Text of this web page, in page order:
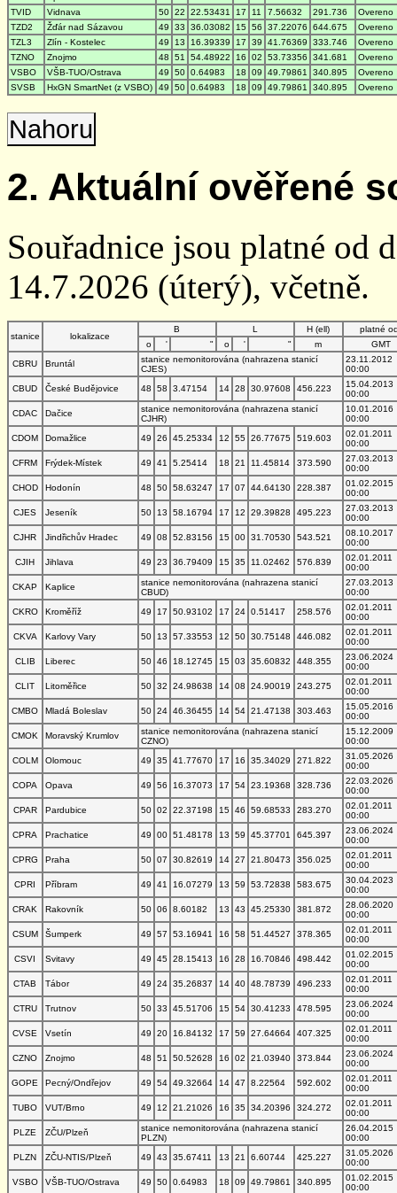
TVID
Vidnava 50 22 22.53431 17 11 7.56632 291.736
Overeno
TZD2
Žďár nad Sázavou 49 33 36.03082 15 56 37.22076 644.675
Overeno
TZL3
Zlín - Kostelec 49 13 16.39339 17 39 41.76369 333.746
Overeno
TZNO
Znojmo 48 51 54.48922 16 02 53.73356 341.681
Overeno
VSBO
VŠB-TUO/Ostrava 49 50 0.64983 18 09 49.79861 340.895
Overeno
SVSB
HxGN SmartNet (z VSBO) 49 50 0.64983 18 09 49.79861 340.895 Overeno
Nahoru
2. Aktuální ověřené
Souřadnice jsou platné od
14.7.2026 (úterý), včetně.
stanice lokalizace
B L H (ell)
platné
o
' " o ' " m
GMT
CBRU
Bruntál
stanice nemonitorována (nahrazena stanicí
CJES)
23.11.2012
00:00
CBUD
České Budějovice 48 58 3.47154 14 28 30.97608 456.223
15.04.2013
00:00
CDAC
Dačice
stanice nemonitorována (nahrazena stanicí
CJHR)
10.01.2016
00:00
CDOM
Domažlice 49 26 45.25334 12 55 26.77675 519.603
02.01.2011
00:00
CFRM
Frýdek-Místek 49 41 5.25414 18 21 11.45814 373.590
27.03.2013
00:00
CHOD
Hodonín 48 50 58.63247 17 07 44.64130 228.387
01.02.2015
00:00
CJES
Jeseník 50 13 58.16794 17 12 29.39828 495.223
27.03.2013
00:00
CJHR
Jindřichův Hradec 49 08 52.83156 15 00 31.70530 543.521
08.10.2017
00:00
CJIH
Jihlava 49 23 36.79409 15 35 11.02462 576.839
02.01.2011
00:00
CKAP
Kaplice
stanice nemonitorována (nahrazena stanicí
CBUD)
27.03.2013
00:00
CKRO
Kroměříž 49 17 50.93102 17 24 0.51417 258.576
02.01.2011
00:00
CKVA
Karlovy Vary 50 13 57.33553 12 50 30.75148 446.082
02.01.2011
00:00
CLIB
Liberec 50 46 18.12745 15 03 35.60832 448.355
23.06.2024
00:00
CLIT
Litoměřice 50 32 24.98638 14 08 24.90019 243.275
02.01.2011
00:00
CMBO
Mladá Boleslav 50 24 46.36455 14 54 21.47138 303.463
15.05.2016
00:00
CMOK
Moravský Krumlov
stanice nemonitorována (nahrazena stanicí
CZNO)
15.12.2009
00:00
COLM
Olomouc 49 35 41.77670 17 16 35.34029 271.822
31.05.2026
00:00
COPA
Opava 49 56 16.37073 17 54 23.19368 328.736
22.03.2026
00:00
CPAR
Pardubice 50 02 22.37198 15 46 59.68533 283.270
02.01.2011
00:00
CPRA
Prachatice 49 00 51.48178 13 59 45.37701 645.397
23.06.2024
00:00
CPRG
Praha 50 07 30.82619 14 27 21.80473 356.025
02.01.2011
00:00
CPRI
Příbram 49 41 16.07279 13 59 53.72838 583.675
30.04.2023
00:00
CRAK
Rakovník 50 06 8.60182 13 43 45.25330 381.872
28.06.2020
00:00
CSUM
Šumperk 49 57 53.16941 16 58 51.44527 378.365
02.01.2011
00:00
CSVI
Svitavy 49 45 28.15413 16 28 16.70846 498.442
01.02.2015
00:00
CTAB
Tábor 49 24 35.26837 14 40 48.78739 496.233
02.01.2011
00:00
CTRU
Trutnov 50 33 45.51706 15 54 30.41233 478.595
23.06.2024
00:00
CVSE
Vsetín 49 20 16.84132 17 59 27.64664 407.325
02.01.2011
00:00
CZNO
Znojmo 48 51 50.52628 16 02 21.03940 373.844
23.06.2024
00:00
GOPE
Pecný/Ondřejov 49 54 49.32664 14 47 8.22564 592.602
02.01.2011
00:00
TUBO
VUT/Brno 49 12 21.21026 16 35 34.20396 324.272
02.01.2011
00:00
PLZE
ZČU/Plzeň
stanice nemonitorována (nahrazena stanicí
PLZN)
26.04.2015
00:00
PLZN
ZČU-NTIS/Plzeň 49 43 35.67411 13 21 6.60744 425.227
31.05.2026
00:00
VSBO
VŠB-TUO/Ostrava 49 50 0.64983 18 09 49.79861 340.895
01.02.2015
00:00